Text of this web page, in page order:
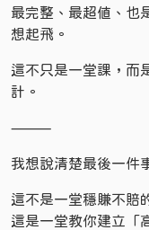
最完整、最超值、也
想起飛。
這不只是一堂課，而
計。
⸻
我想說清楚最後一件
這不是一堂穩賺不賠
這是一堂教你建立「